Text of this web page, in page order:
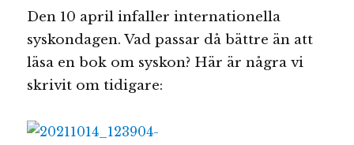
Den 10 april infaller internationella
syskondagen. Vad passar då bättre än att
läsa en bok om syskon? Här är några vi
skrivit om tidigare: